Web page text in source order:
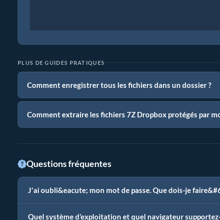
PLUS DE GUIDES PRATIQUES
Comment enregistrer tous les fichiers dans un dossier ?
Comment extraire les fichiers 7Z Dropbox protégés par
Questions fréquentes
J'ai oubli&eacute; mon mot de passe. Que dois-je
Quel système d’exploitation et quel navigateur